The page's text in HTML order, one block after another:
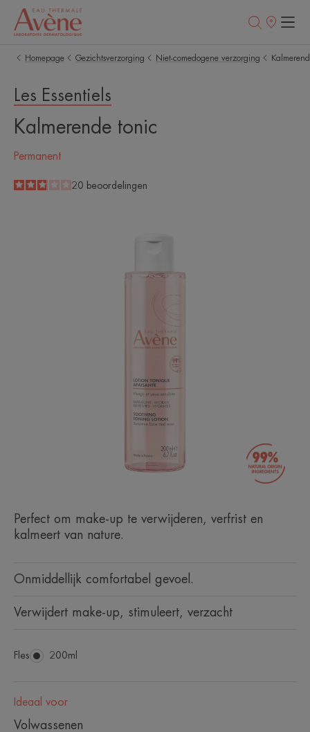
Homepage Gezichtsverzorging Niet-comedogene verzorging
Les Essentiels
Kalmerende tonic
Permanent
2.9
/
5
20 beoordelingen
Perfect om make-up te verwijderen, verfrist en
kalmeert van nature.
Onmiddellijk comfortabel gevoel.
Verwijdert make-up, stimuleert, verzacht
Fles Fles
200ml
Ideaal voor
Volwassenen